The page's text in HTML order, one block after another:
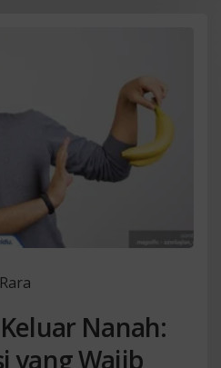
Rara
Nanah:
yang Wajib